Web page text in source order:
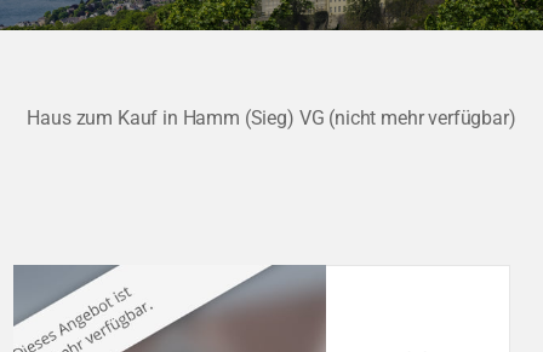
Haus zum Kauf in Hamm (Sieg) VG (nicht mehr verfügbar)